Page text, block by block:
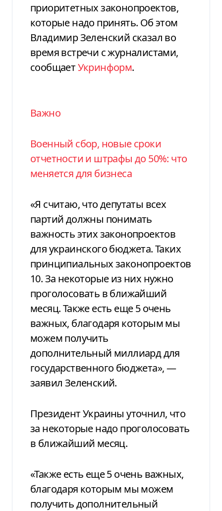
приоритетных законопроектов,
которые надо принять. Об этом
Владимир Зеленский сказал во
время встречи с журналистами,
сообщаетУкринформ.
Важно
Военный сбор, новые сроки
отчетности и штрафы до 50%: что
меняется для бизнеса
«Я считаю, что депутаты всех
партий должны понимать
важность этих законопроектов
для украинского бюджета. Таких
принципиальных законопроектов
10. За некоторые из них нужно
проголосовать в ближайший
месяц. Также есть еще 5 очень
важных, благодаря которым мы
можем получить
дополнительный миллиард для
государственного бюджета», —
заявил Зеленский.
Президент Украины уточнил, что
за некоторые надо проголосовать
в ближайший месяц.
«Также есть еще 5 очень важных,
благодаря которым мы можем
получить дополнительный